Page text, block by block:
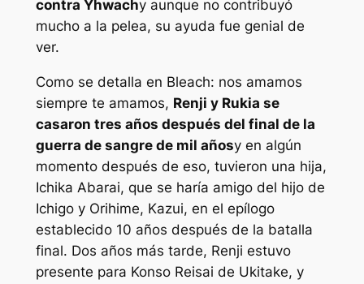
contra Yhwachy aunque no contribuyó
mucho a la pelea, su ayuda fue genial de
ver.
Como se detalla en Bleach: nos amamos
siempre te amamos, Renji y Rukia se
casaron tres años después del final de la
guerra de sangre de mil añosy en algún
momento después de eso, tuvieron una hija,
Ichika Abarai, que se haría amigo del hijo de
Ichigo y Orihime, Kazui, en el epílogo
establecido 10 años después de la batalla
final. Dos años más tarde, Renji estuvo
presente para Konso Reisai de Ukitake, y